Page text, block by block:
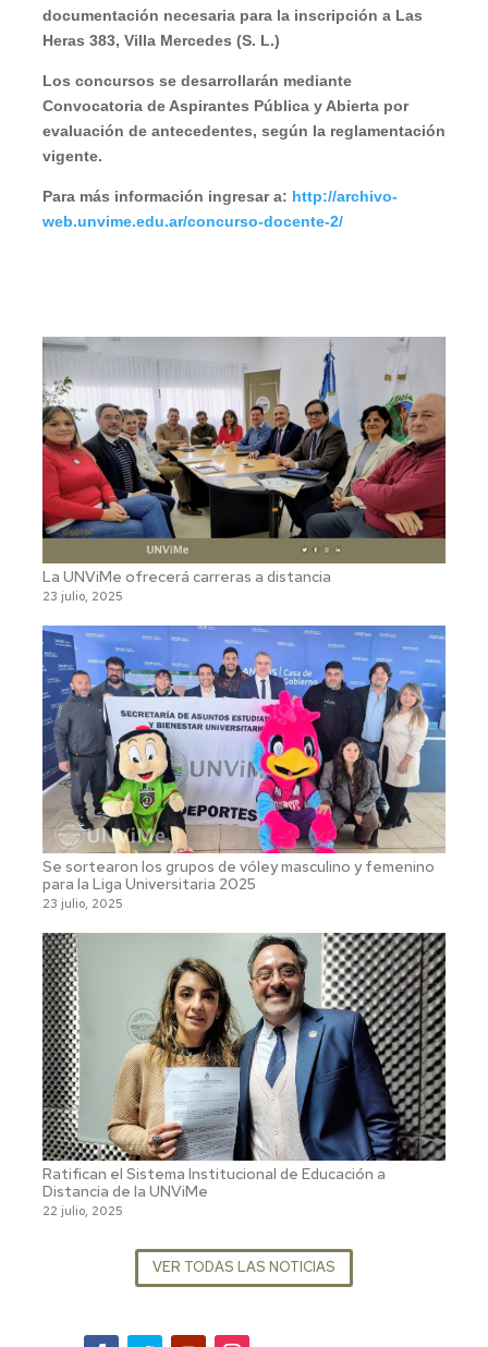
documentación necesaria para la inscripción a Las
Heras 383, Villa Mercedes (S. L.)
Los concursos se desarrollarán mediante
Convocatoria de Aspirantes Pública y Abierta por
evaluación de antecedentes, según la reglamentación
vigente.
Para más información ingresar a: http://archivo-
web.unvime.edu.ar/concurso-docente-2/
La UNViMe ofrecerá carreras a distancia
23 julio, 2025
Se sortearon los grupos de vóley masculino y femenino
para la Liga Universitaria 2025
23 julio, 2025
Ratifican el Sistema Institucional de Educación a
Distancia de la UNViMe
22 julio, 2025
VER TODAS LAS NOTICIAS